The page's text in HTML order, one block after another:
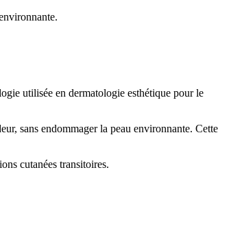
utilisée en dermatologie esthétique pour le
sans endommager la peau environnante. Cette
cutanées transitoires.